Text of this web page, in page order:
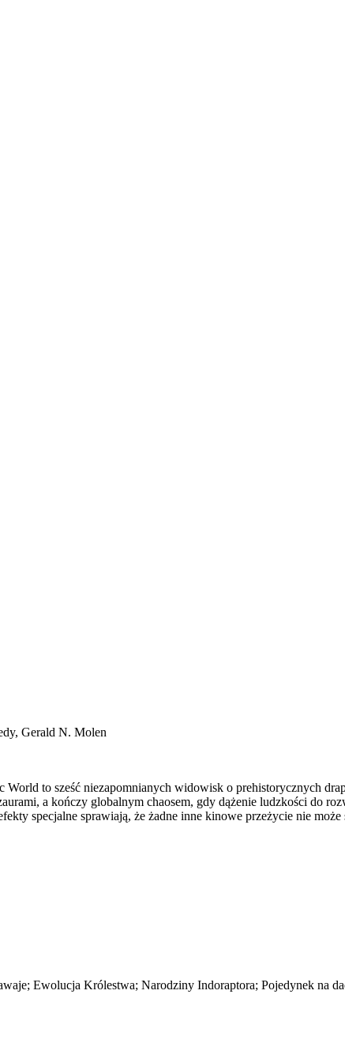
Gerald N. Molen
to sześć niezapomnianych widowisk o prehistorycznych
a kończy globalnym chaosem, gdy dążenie ludzkości do
specjalne sprawiają, że żadne inne kinowe przeżycie nie może
Ewolucja Królestwa; Narodziny Indoraptora; Pojedynek na